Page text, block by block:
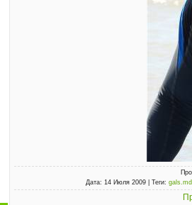
Дата: 14 Июля 2009 | Теги: gals.md